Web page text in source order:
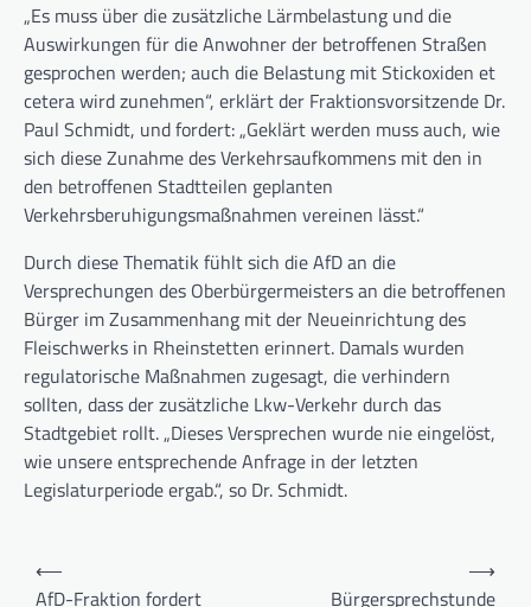
„Es muss über die zusätzliche Lärmbelastung und die
Auswirkungen für die Anwohner der betroffenen Straßen
gesprochen werden; auch die Belastung mit Stickoxiden et
cetera wird zunehmen“, erklärt der Fraktionsvorsitzende Dr.
Paul Schmidt, und fordert: „Geklärt werden muss auch, wie
sich diese Zunahme des Verkehrsaufkommens mit den in
den betroffenen Stadtteilen geplanten
Verkehrsberuhigungsmaßnahmen vereinen lässt.“
Durch diese Thematik fühlt sich die AfD an die
Versprechungen des Oberbürgermeisters an die betroffenen
Bürger im Zusammenhang mit der Neueinrichtung des
Fleischwerks in Rheinstetten erinnert. Damals wurden
regulatorische Maßnahmen zugesagt, die verhindern
sollten, dass der zusätzliche Lkw-Verkehr durch das
Stadtgebiet rollt. „Dieses Versprechen wurde nie eingelöst,
wie unsere entsprechende Anfrage in der letzten
Legislaturperiode ergab.“, so Dr. Schmidt.
Beitragsnavigation
⟵
AfD-Fraktion fordert
Bürgersprechstunde
⟶